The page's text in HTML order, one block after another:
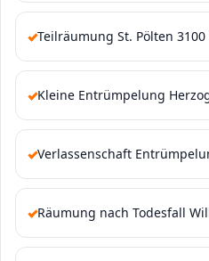
Teilräumung St. Pölten
Kleine Entrümpelung
Verlassenschaft
Räumung nach Todesfall